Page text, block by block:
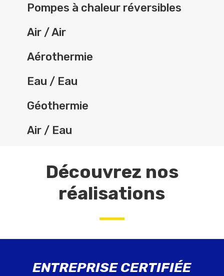
Pompes à chaleur réversibles
Air / Air
Aérothermie
Eau / Eau
Géothermie
Air / Eau
Découvrez nos
réalisations
ENTREPRISE CERTIFIÉE